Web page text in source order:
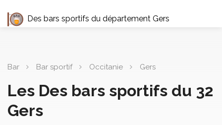
Des bars sportifs du département Gers
Bar Bar sportif Occitanie Gers
Les Des bars sportifs du 32
Gers